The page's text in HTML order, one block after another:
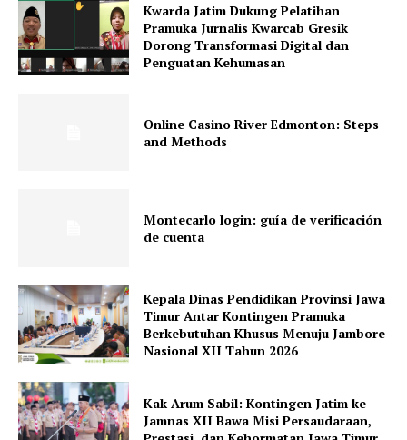
Kwarda Jatim Dukung Pelatihan
Pramuka Jurnalis Kwarcab Gresik
Dorong Transformasi Digital dan
Penguatan Kehumasan
Online Casino River Edmonton: Steps
and Methods
Montecarlo login: guía de verificación
de cuenta
Kepala Dinas Pendidikan Provinsi Jawa
Timur Antar Kontingen Pramuka
Berkebutuhan Khusus Menuju Jambore
Nasional XII Tahun 2026
Kak Arum Sabil: Kontingen Jatim ke
Jamnas XII Bawa Misi Persaudaraan,